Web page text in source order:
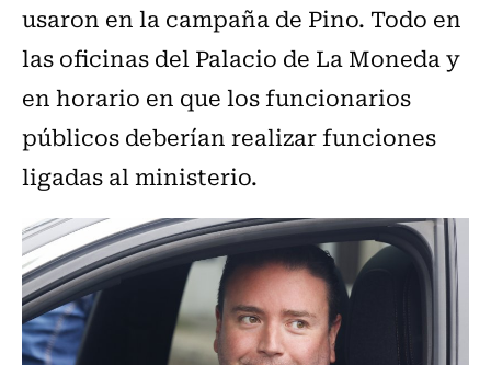
usaron en la campaña de Pino. Todo en
las oficinas del Palacio de La Moneda y
en horario en que los funcionarios
públicos deberían realizar funciones
ligadas al ministerio.